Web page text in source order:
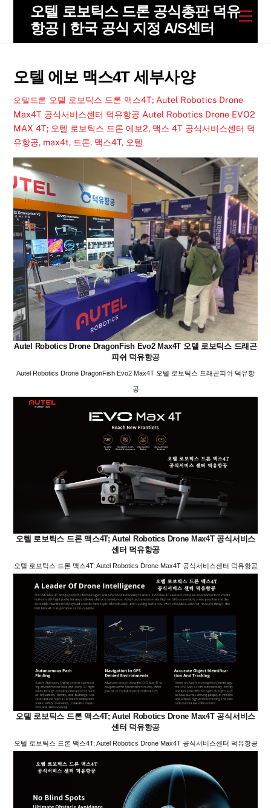
content
오텔 로보틱스 드론 공식총판 덕유
항공 | 한국 공식 지정 A/S센터
오텔 에보 맥스4T 세부사양
오텔드론 오텔 로보틱스 드론 맥스4T; Autel Robotics Drone
Max4T 공식서비스센터 덕유항공 Autel Robotics Drone EVO2
MAX 4T; 오텔 로보틱스 드론 에보2, 맥스 4T 공식서비스센터 덕
유항공, max4t, 드론, 맥스4T, 오텔
Autel Robotics Drone DragonFish Evo2 Max4T 오텔 로보틱스 드래곤
피쉬 덕유항공
Autel Robotics Drone DragonFish Evo2 Max4T 오텔 로보틱스 드래곤피쉬 덕유항
공
오텔 로보틱스 드론 맥스4T; Autel Robotics Drone Max4T 공식서비스
센터 덕유항공
오텔 로보틱스 드론 맥스4T; Autel Robotics Drone Max4T 공식서비스센터 덕유항공
오텔 로보틱스 드론 맥스4T; Autel Robotics Drone Max4T 공식서비스
센터 덕유항공
오텔 로보틱스 드론 맥스4T; Autel Robotics Drone Max4T 공식서비스센터 덕유항공